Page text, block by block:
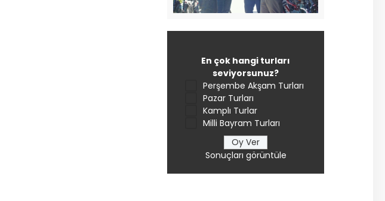
En çok hangi turları
seviyorsunuz?
Perşembe Akşam Turları
Pazar Turları
Kamplı Turlar
Milli Bayram Turları
Sonuçları görüntüle